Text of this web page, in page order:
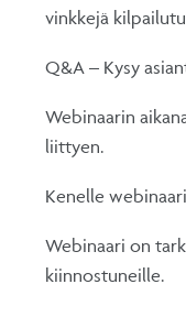
vinkkejä
Q&A – Kysy
Webinaarin
liittyen.
Kenelle
Webinaari on
kiinnostuneille.